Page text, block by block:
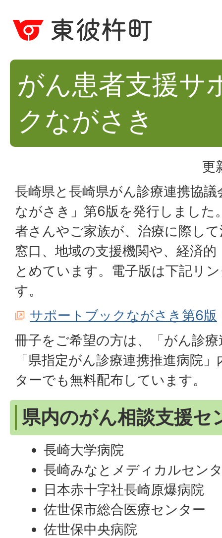
がん患者支援サ
クながさき
更
長崎県と長崎県がん診療連携協
ながさき」第6版を発行しました
者さんやご家族が、治療に際し
窓口、地域の支援機関や、経済
とめています。電子版は下記リ
す。
サポートブックながさき第6版
冊子をご希望の方は、「がん診
「県指定がん診療連携推進病院
ターでも無料配布しています。
県内のがん相談支援セ
長崎大学病院
長崎みなとメディカルセン
日本赤十字社長崎原爆病院
佐世保市総合医療センター
佐世保中央病院